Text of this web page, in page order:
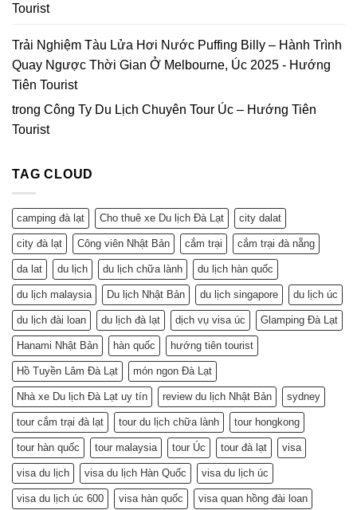
Tourist
Trải Nghiệm Tàu Lửa Hơi Nước Puffing Billy – Hành Trình
Quay Ngược Thời Gian Ở Melbourne, Úc 2025 - Hướng
Tiên Tourist
trong Công Ty Du Lịch Chuyên Tour Úc – Hướng Tiên
Tourist
TAG CLOUD
camping đà lạt Cho thuê xe Du lịch Đà Lạt city dalat
city đà lạt Công viên Nhật Bản cắm trại cắm trại đà nẵng
da lat du lịch du lịch chữa lành du lịch hàn quốc
du lịch malaysia Du lịch Nhật Bản du lịch singapore du lịch úc
du lịch đài loan du lịch đà lạt dịch vụ visa úc Glamping Đà Lạt
Hanami Nhật Bản hàn quốc hướng tiên tourist
Hồ Tuyền Lâm Đà Lạt món ngon Đà Lạt
Nhà xe Du lịch Đà Lạt uy tín review du lịch Nhật Bản sydney
tour cắm trại đà lạt tour du lịch chữa lành tour hongkong
tour hàn quốc tour malaysia tour Úc tour đà lạt visa
visa du lịch visa du lịch Hàn Quốc visa du lịch úc
visa du lịch úc 600 visa hàn quốc visa quan hồng đài loan